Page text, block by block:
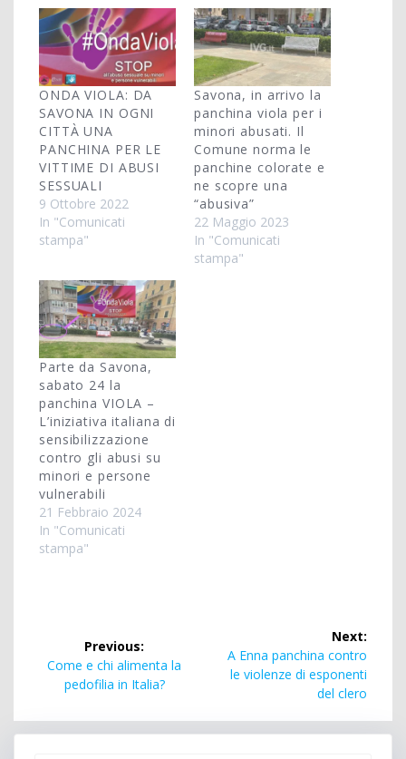
ONDA VIOLA: DA
SAVONA IN OGNI
CITTÀ UNA
PANCHINA PER LE
VITTIME DI ABUSI
SESSUALI
9 Ottobre 2022
In "Comunicati
stampa"
Savona, in arrivo la
panchina viola per i
minori abusati. Il
Comune norma le
panchine colorate e
ne scopre una
“abusiva”
22 Maggio 2023
In "Comunicati
stampa"
Parte da Savona,
sabato 24 la
panchina VIOLA –
L’iniziativa italiana di
sensibilizzazione
contro gli abusi su
minori e persone
vulnerabili
21 Febbraio 2024
In "Comunicati
stampa"
articoliPrevious:
Previous
post:
Come e chi alimenta la
pedofilia in Italia?
Next:
Next
post:
A Enna panchina contro
le violenze di esponenti
del clero